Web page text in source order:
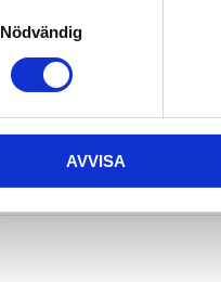
Nödvändig
AVVISA